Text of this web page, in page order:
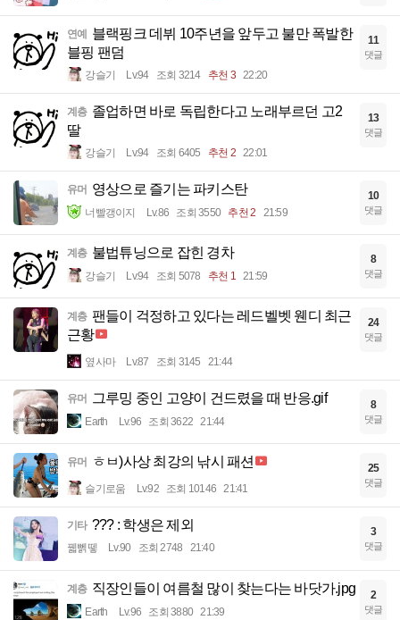
연예
블랙핑크 데뷔 10주년을 앞두고 불만 폭발한
블핑 팬덤
강슬기 Lv.94 조회 3214 추천 3 22:20
11
댓글
계층 졸업하면 바로 독립한다고 노래부르던 고2
딸
강슬기 Lv.94 조회 6405 추천 2 22:01
13
댓글
유머 영상으로 즐기는 파키스탄
너빨갱이지 Lv.86 조회 3550 추천 2 21:59
10
댓글
계층 불법튜닝으로 잡힌 경차
강슬기 Lv.94 조회 5078 추천 1 21:59
8
댓글
계층 팬들이 걱정하고 있다는 레드벨벳 웬디 최근
근황
옆사마 Lv.87 조회 3145 21:44
24
댓글
유머 그루밍 중인 고양이 건드렸을 때 반응.gif
Earth Lv.96 조회 3622 21:44
8
댓글
유머 ㅎㅂ)사상 최강의 낚시 패션
슬기로움 Lv.92 조회 10146 21:41
25
댓글
기타 ??? : 학생은 제외
꿻뻵뗗 Lv.90 조회 2748 21:40
3
댓글
계층 직장인들이 여름철 많이 찾는다는 바닷가.jpg
Earth Lv.96 조회 3880 21:39
2
댓글